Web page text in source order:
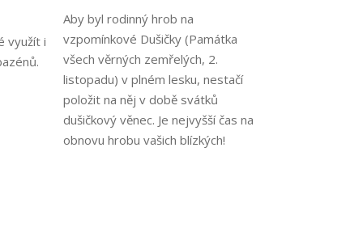
využít i
Aby byl rodinný hrob na
vzpomínkové Dušičky (Památka
všech věrných zemřelých, 2.
listopadu) v plném lesku, nestačí
položit na něj v době svátků
dušičkový věnec. Je nejvyšší čas na
obnovu hrobu vašich blízkých!